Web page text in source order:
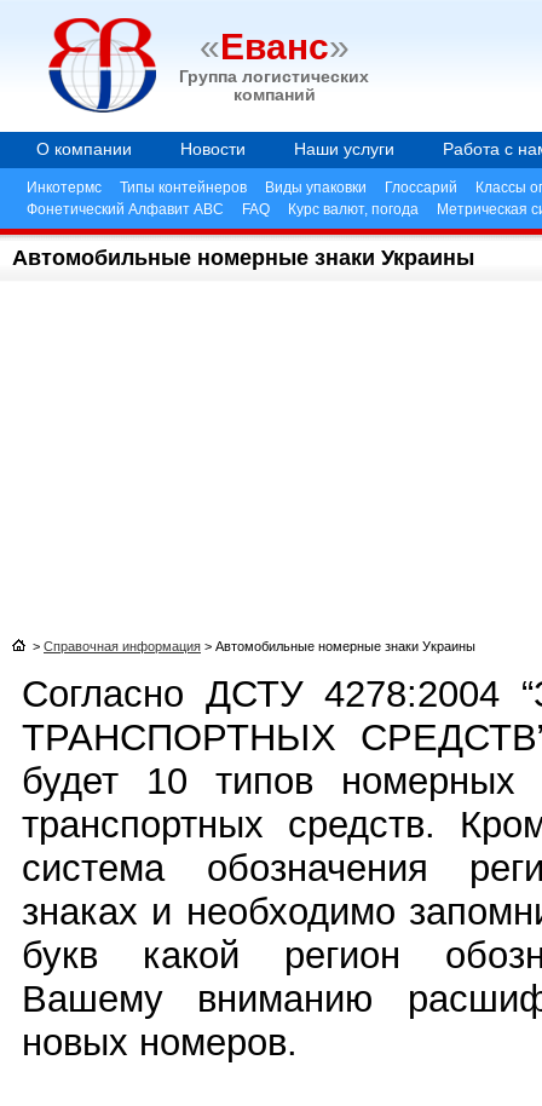
«Еванс»
Группа логистических
компаний
О компании Новости Наши услуги Работа с
Инкотермс Типы контейнеров Виды упаковки Глоссарий
Классы
Фонетический Алфавит ABC
FAQ Курс валют, погода Метрическая
Автомобильные номерные знаки Украины
> Справочная информация > Автомобильные номерные знаки Украины
Согласно ДСТУ
ТРАНСПОРТНЬІХ
будет 10 типов номерных
транспортных средств.
система обозначения
знаках и необходимо
букв какой регион
Вашему вниманию
новых номеров.